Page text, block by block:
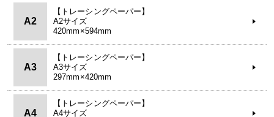
A2
【トレーシングペーパー】
A2サイズ
420mm×594mm
A3
【トレーシングペーパー】
A3サイズ
297mm×420mm
A4
【トレーシングペーパー】
A4サイズ